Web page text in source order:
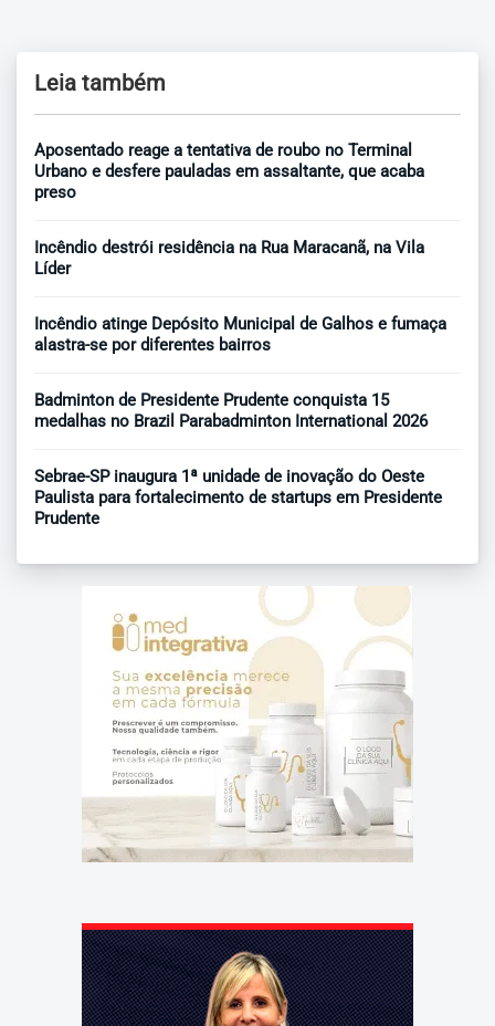
Leia também
Aposentado reage a tentativa de roubo no Terminal
Urbano e desfere pauladas em assaltante, que acaba
preso
Incêndio destrói residência na Rua Maracanã, na Vila
Líder
Incêndio atinge Depósito Municipal de Galhos e fumaça
alastra-se por diferentes bairros
Badminton de Presidente Prudente conquista 15
medalhas no Brazil Parabadminton International 2026
Sebrae-SP inaugura 1ª unidade de inovação do Oeste
Paulista para fortalecimento de startups em Presidente
Prudente